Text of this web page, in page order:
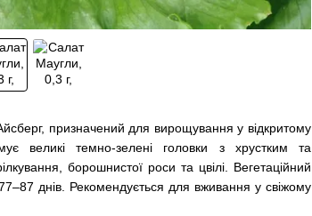
призначений для вирощування у відкритому
великі темно-зелені головки з хрустким та
борошнистої роси та цвілі. Вегетаційний
77–87 днів. Рекомендується для вживання у свіжому